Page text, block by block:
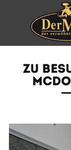
ZU